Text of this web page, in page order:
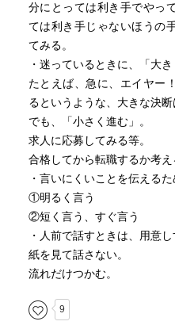
分にとっては利き手でやっ
ては利き手じゃないほうの
てみる。
・迷っているときに、「大
たとえば、急に、エイヤー
るというような、大きな決断
でも、「小さく進む」。
求人に応募してみる等。
合格してから転職するか考え
・言いにくいことを伝える
①明るく言う
②短く言う、すぐ言う
・人前で話すときは、用意し
紙を見て話さない。
流れだけつかむ。
9